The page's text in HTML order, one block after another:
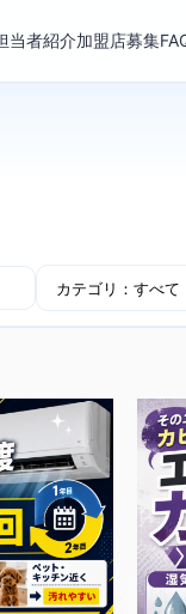
当者紹介加盟店募集